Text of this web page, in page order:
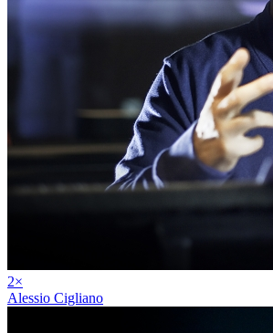
2×
Alessio Cigliano